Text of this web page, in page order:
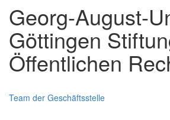
Georg-August-
Göttingen
Öffentlichen
Team der Geschäftsstelle